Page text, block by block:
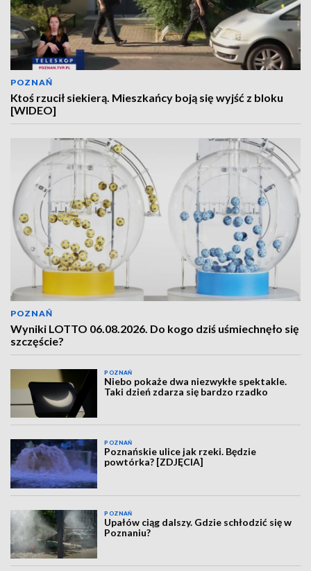
POZNAŃ
Ktoś rzucił siekierą. Mieszkańcy boją się wyjść z bloku
[WIDEO]
POZNAŃ
Wyniki LOTTO 06.08.2026. Do kogo dziś uśmiechnęło się
szczęście?
POZNAŃ
Niebo pokaże dwa niezwykłe spektakle.
Taki dzień zdarza się bardzo rzadko
POZNAŃ
Poznańskie ulice jak rzeki. Będzie
powtórka? [ZDJĘCIA]
POZNAŃ
Upałów ciąg dalszy. Gdzie schłodzić się w
Poznaniu?